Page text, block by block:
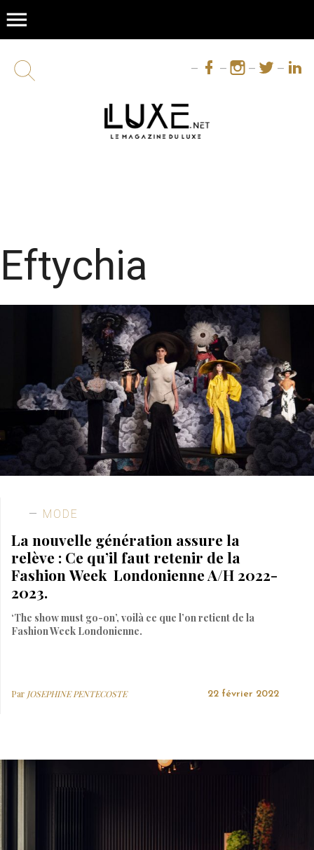
menu
Eftychia
MODE
La nouvelle génération assure la
relève : Ce qu’il faut retenir de la
Fashion Week Londonienne A/H 2022-
2023.
‘The show must go-on’, voilà ce que l’on retient de la
Fashion Week Londonienne.
Par JOSEPHINE PENTECOSTE 22 février 2022